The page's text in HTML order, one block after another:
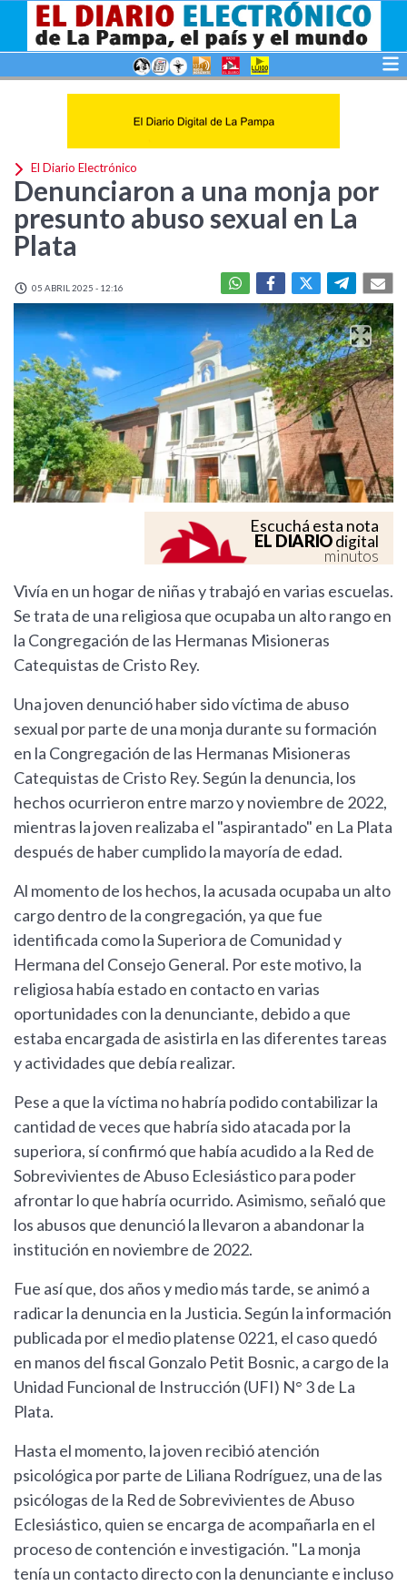
El Diario Electrónico
Denunciaron a una monja por
presunto abuso sexual en La
Plata
05 ABRIL 2025 - 12:16
Escuchá esta nota
EL DIARIOdigital
minutos
Vivía en un hogar de niñas y trabajó en varias escuelas.
Se trata de una religiosa que ocupaba un alto rango en
la Congregación de las Hermanas Misioneras
Catequistas de Cristo Rey.
Una joven denunció haber sido víctima de abuso
sexual por parte de una monja durante su formación
en la Congregación de las Hermanas Misioneras
Catequistas de Cristo Rey. Según la denuncia, los
hechos ocurrieron entre marzo y noviembre de 2022,
mientras la joven realizaba el "aspirantado" en La Plata
después de haber cumplido la mayoría de edad.
Al momento de los hechos, la acusada ocupaba un alto
cargo dentro de la congregación, ya que fue
identificada como la Superiora de Comunidad y
Hermana del Consejo General. Por este motivo, la
religiosa había estado en contacto en varias
oportunidades con la denunciante, debido a que
estaba encargada de asistirla en las diferentes tareas
y actividades que debía realizar.
Pese a que la víctima no habría podido contabilizar la
cantidad de veces que habría sido atacada por la
superiora, sí confirmó que había acudido a la Red de
Sobrevivientes de Abuso Eclesiástico para poder
afrontar lo que habría ocurrido. Asimismo, señaló que
los abusos que denunció la llevaron a abandonar la
institución en noviembre de 2022.
Fue así que, dos años y medio más tarde, se animó a
radicar la denuncia en la Justicia. Según la información
publicada por el medio platense 0221, el caso quedó
en manos del fiscal Gonzalo Petit Bosnic, a cargo de la
Unidad Funcional de Instrucción (UFI) N° 3 de La
Plata.
Hasta el momento, la joven recibió atención
psicológica por parte de Liliana Rodríguez, una de las
psicólogas de la Red de Sobrevivientes de Abuso
Eclesiástico, quien se encarga de acompañarla en el
proceso de contención e investigación. "La monja
tenía un contacto directo con la denunciante e incluso